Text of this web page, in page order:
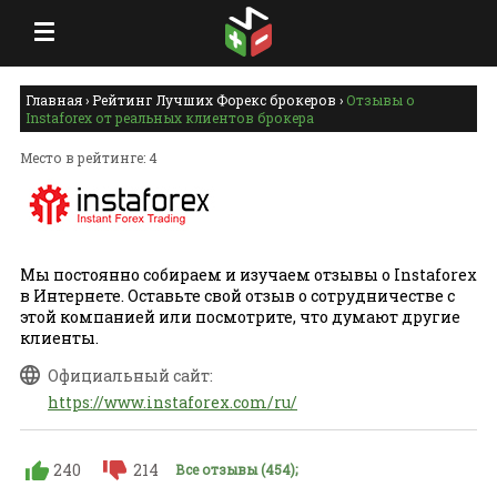
Главная›Рейтинг Лучших Форекс брокеров › Отзывы о
Instaforex от реальных клиентов брокера
Место в рейтинге: 4
Мы постоянно собираем и изучаем отзывы о Instaforex
в Интернете. Оставьте свой отзыв о сотрудничестве с
этой компанией или посмотрите, что думают другие
клиенты.
Официальный сайт:
https://www.instaforex.com/ru/
240 214 Все отзывы (454);